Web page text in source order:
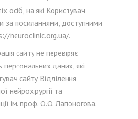
осіб, на які Користувач
за посиланнями, доступними
neuroclinic.org.ua/.
сайту не перевіряє
персональних даних, які
сайту Відділення
нейрохірургії та
ім. проф. О.О. Лапоногова.